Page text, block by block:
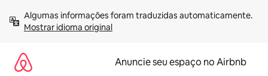
para
Mostrar idioma original
Anuncie seu espaço no Airbnb